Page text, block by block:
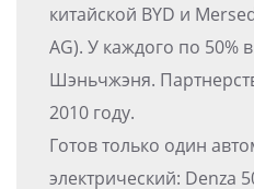
китайской BYD и
AG). У каждого по 50%
Шэньчжэня.
2010 году.
Готов только один
электрический: Denza